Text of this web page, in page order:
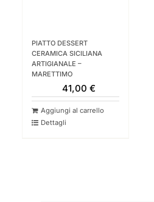
PIATTO DESSERT
CERAMICA SICILIANA
ARTIGIANALE –
MARETTIMO
41,00€
Aggiungi al carrello
Dettagli